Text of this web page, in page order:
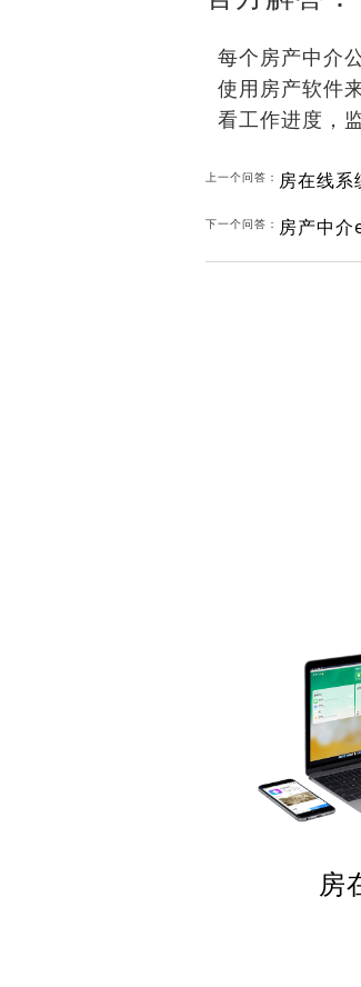
每个房产中介
使用房产软件
看工作进度，
上一个问答： 房在线系
下一个问答： 房产中介
房